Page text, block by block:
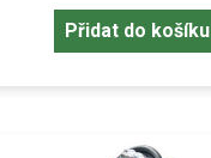
Přidat do košíku